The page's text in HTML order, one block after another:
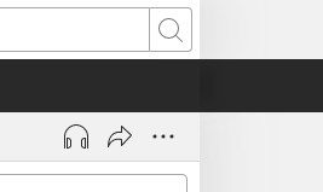
Rechercher